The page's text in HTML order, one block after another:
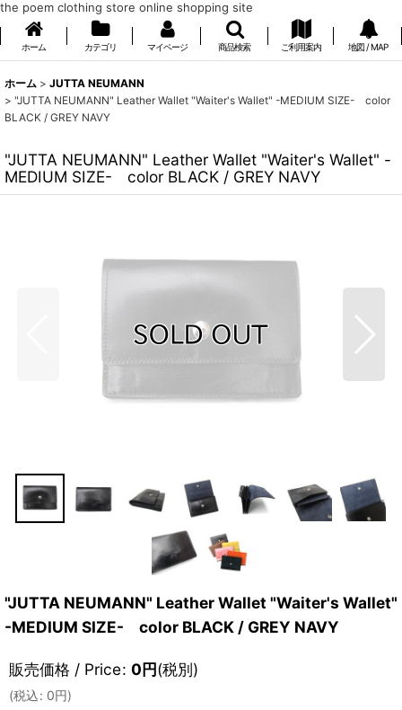
the poem clothing store online shopping site
ホーム カテゴリ マイページ 商品検索 ご利用案内 地図 / MAP
ホーム > JUTTA NEUMANN
> "JUTTA NEUMANN" Leather Wallet "Waiter's Wallet" -MEDIUM SIZE- color
BLACK / GREY NAVY
"JUTTA NEUMANN" Leather Wallet "Waiter's Wallet" -
MEDIUM SIZE- color BLACK / GREY NAVY
"JUTTA NEUMANN" Leather Wallet "Waiter's Wallet"
-MEDIUM SIZE- color BLACK / GREY NAVY
販売価格 / Price: 0円(税別)
(税込: 0円)